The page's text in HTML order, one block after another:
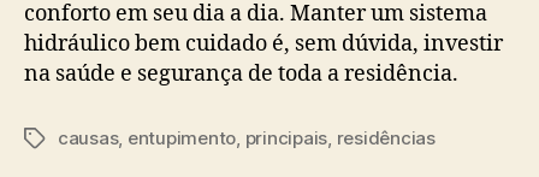
conforto em seu dia a dia. Manter um sistema
hidráulico bem cuidado é, sem dúvida, investir
na saúde e segurança de toda a residência.
Tagscausas, entupimento, principais, residências